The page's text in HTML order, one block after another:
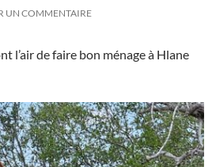
UN COMMENTAIRE
l’air de faire bon ménage à Hlane